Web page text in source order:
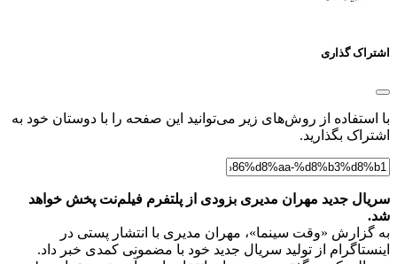
اشتراک گذاری
با استفاده از روش‌های زیر می‌توانید این صفحه را با دوستان خود به
اشتراک بگذارید.
سریال جدید مهران مدیری بزودی از پلتفرم فیلم‌نت پخش خواهد
شد.
به گزارش «وقت سینما»، مهران مدیری با انتشار پستی در
اینستاگرام از تولید سریال جدید خود با مضمونی کمدی خبر داد.